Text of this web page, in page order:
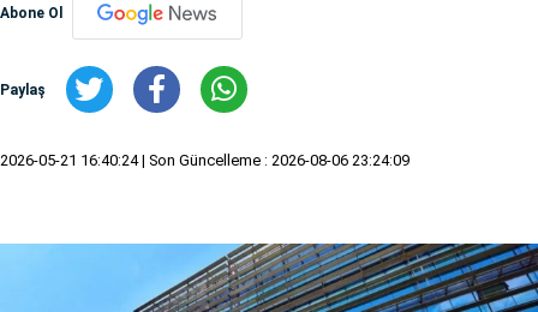
Abone Ol
Paylaş
2026-05-21 16:40:24 | Son Güncelleme : 2026-08-06 23:24:09